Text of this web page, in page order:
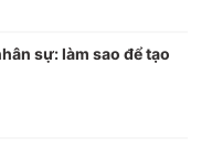
sự: làm sao để tạo